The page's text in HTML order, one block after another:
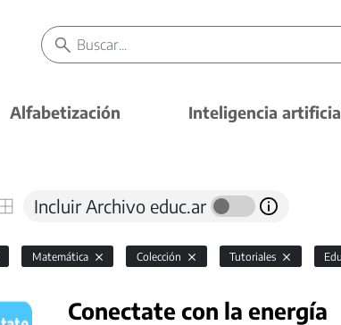
Alfabetización Inteligencia
Incluir Archivo educ.ar
Matemática Colección Tutoriales
Conectate con la energía